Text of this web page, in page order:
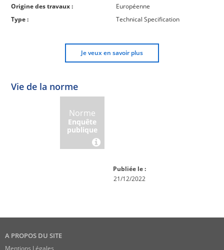
Origine des travaux :
Européenne
Type :
Technical Specification
Je veux en savoir plus
Vie de la norme
Norme
Enquête
publique
Publiée le :
21/12/2022
A PROPOS DU SITE
Mentions Légales